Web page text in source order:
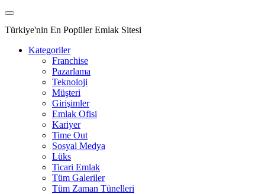
Türkiye'nin En Popüler Emlak Sitesi
Kategoriler
Franchise
Pazarlama
Teknoloji
Müşteri
Girişimler
Emlak Ofisi
Kariyer
Time Out
Sosyal Medya
Lüks
Ticari Emlak
Tüm Galeriler
Tüm Zaman Tünelleri